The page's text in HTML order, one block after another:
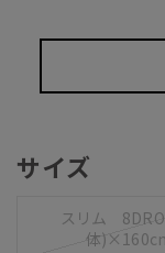
サイズ
スリム
体